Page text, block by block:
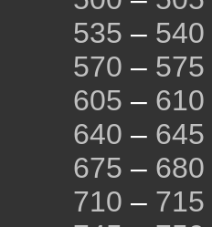
535 – 540
570 – 575
605 – 610
640 – 645
675 – 680
710 – 715